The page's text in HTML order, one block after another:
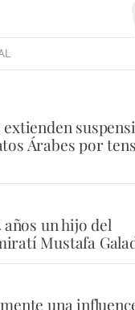
Árabes por
años un hijo del
Mustafa
una